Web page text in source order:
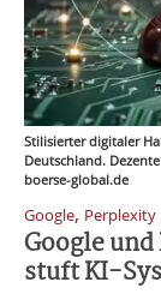
Stilisierter digitaler
Deutschland.
boerse-global.de
Google, Perplexity
Google
stuft KI-